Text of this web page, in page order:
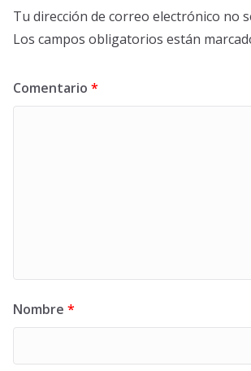
Tu dirección de correo electrónico no
Los campos obligatorios están
Comentario *
Nombre *